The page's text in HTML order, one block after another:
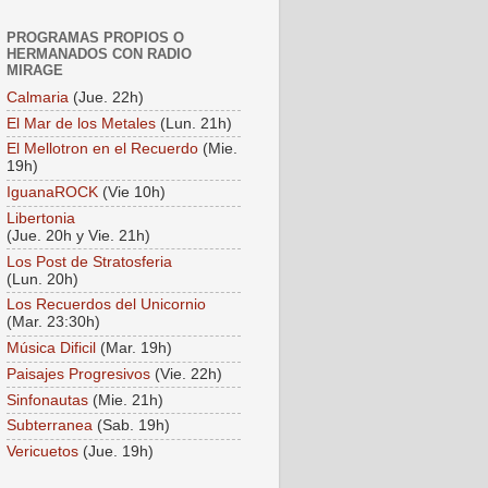
PROGRAMAS PROPIOS O
HERMANADOS CON RADIO
MIRAGE
Calmaria (Jue. 22h)
El Mar de los Metales (Lun. 21h)
El Mellotron en el Recuerdo (Mie.
19h)
IguanaROCK (Vie 10h)
Libertonia
(Jue. 20h y Vie. 21h)
Los Post de Stratosferia
(Lun. 20h)
Los Recuerdos del Unicornio
(Mar. 23:30h)
Música Dificil (Mar. 19h)
Paisajes Progresivos (Vie. 22h)
Sinfonautas (Mie. 21h)
Subterranea (Sab. 19h)
Vericuetos (Jue. 19h)